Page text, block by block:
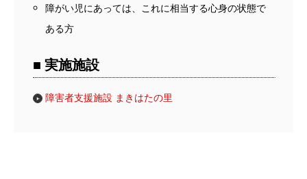
障がい児にあっては、これに相当する心身の状態で
ある方
■ 実施施設
障害者支援施設 まきはたの里